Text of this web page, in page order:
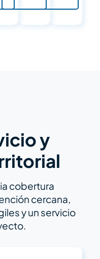
y
cobertura
cercana,
y un servicio